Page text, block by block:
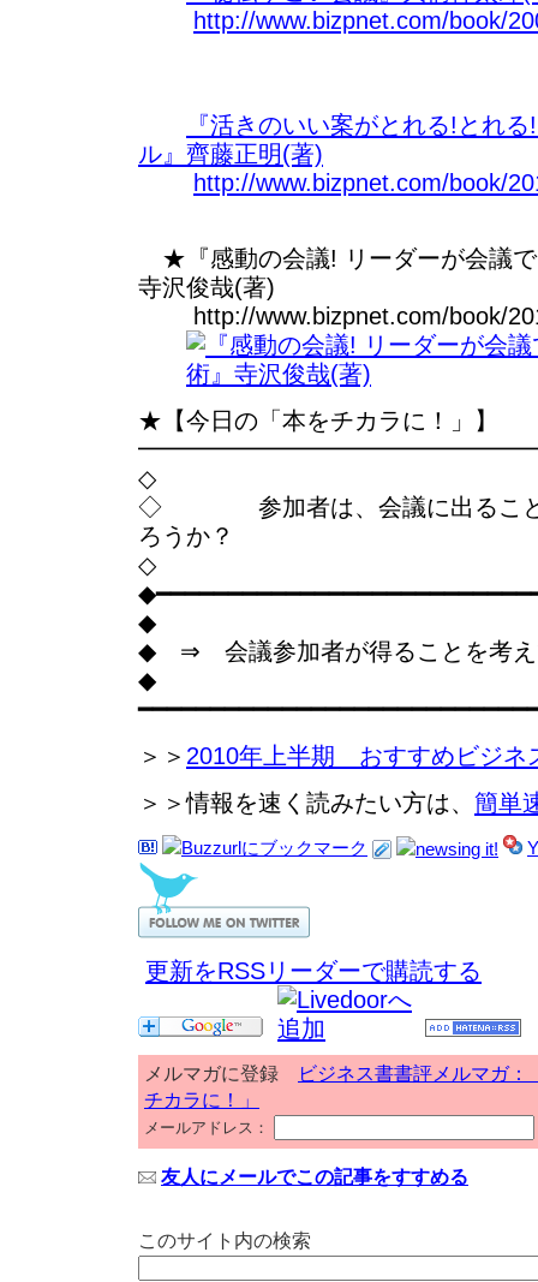
http://www.bizpnet.com/book/
『活きのいい案がとれる!とれ
ル』齊藤正明(著)
http://www.bizpnet.com/book/
★『感動の会議! リーダーが会議
寺沢俊哉(著)
http://www.bizpnet.com/book/
★【今日の「本をチカラに！」】
◇
◇ 参加者は、会議に出ること
ろうか？
◇
◆
◆ ⇒ 会議参加者が得ることを考え
◆
＞＞ 2010年上半期 おすすめビジネ
＞＞情報を速く読みたい方は、 簡単
更新をRSSリーダーで購読する
メルマガに登録
ビジネス書書評メルマガ：
チカラに！」
メールアドレス：
友人にメールでこの記事をすすめる
このサイト内の検索